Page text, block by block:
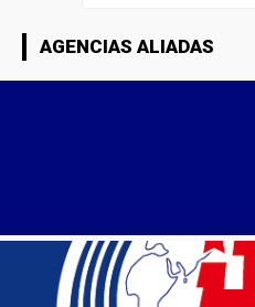
AGENCIAS ALIADAS